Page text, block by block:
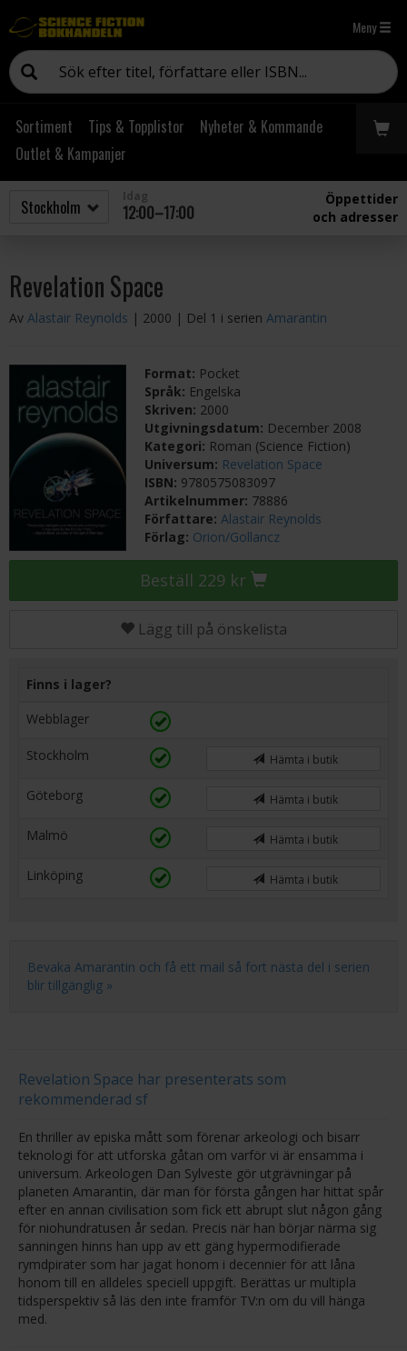
Meny
Sortiment Tips & Topplistor
Nyheter & Kommande
Outlet & Kampanjer
12:00–17:00
Öppettider
och adresser
Revelation Space
Av Alastair Reynolds | 2000 | Del 1 i serien Amarantin
Format: Pocket
Språk: Engelska
Skriven: 2000
Utgivningsdatum: December 2008
Kategori: Roman (Science Fiction)
Universum: Revelation Space
ISBN: 9780575083097
Artikelnummer: 78886
Författare:Alastair Reynolds
Förlag: Orion/Gollancz
Beställ 229 kr
Lägg till på önskelista
Finns i lager?
Webblager
Stockholm Hämta i butik
Göteborg Hämta i butik
Malmö Hämta i butik
Linköping Hämta i butik
Bevaka Amarantin och få ett mail så fort nästa del i serien
blir tillgänglig »
Revelation Space har presenterats som
rekommenderad sf
En thriller av episka mått som förenar arkeologi och bisarr
teknologi för att utforska gåtan om varför vi är ensamma i
universum. Arkeologen Dan Sylveste gör utgrävningar på
planeten Amarantin, där man för första gången har hittat spår
efter en annan civilisation som fick ett abrupt slut någon gång
för niohundratusen år sedan. Precis när han börjar närma sig
sanningen hinns han upp av ett gäng hypermodifierade
rymdpirater som har jagat honom i decennier för att låna
honom till en alldeles speciell uppgift. Berättas ur multipla
tidsperspektiv så läs den inte framför TV:n om du vill hänga
med.